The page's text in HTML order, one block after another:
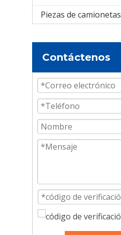
Piezas de camionetas
Contáctenos